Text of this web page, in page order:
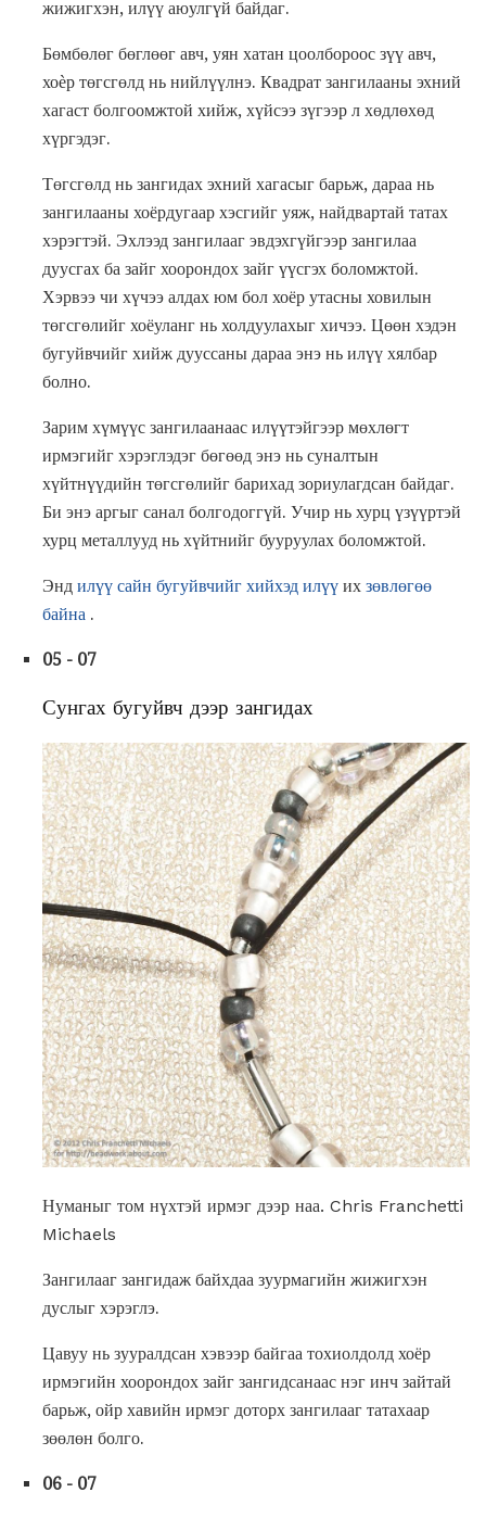
жижигхэн, илүү аюулгүй байдаг.
Бөмбөлөг бөглөөг авч, уян хатан цоолбороос зүү авч,
хоѐр төгсгөлд нь нийлүүлнэ. Квадрат зангилааны эхний
хагаст болгоомжтой хийж, хүйсээ зүгээр л хөдлөхөд
хүргэдэг.
Төгсгөлд нь зангидах эхний хагасыг барьж, дараа нь
зангилааны хоёрдугаар хэсгийг уяж, найдвартай татах
хэрэгтэй. Эхлээд зангилааг эвдэхгүйгээр зангилаа
дуусгах ба зайг хоорондох зайг үүсгэх боломжтой.
Хэрвээ чи хүчээ алдах юм бол хоёр утасны ховилын
төгсгөлийг хоёуланг нь холдуулахыг хичээ. Цөөн хэдэн
бугуйвчийг хийж дууссаны дараа энэ нь илүү хялбар
болно.
Зарим хүмүүс зангилаанаас илүүтэйгээр мөхлөгт
ирмэгийг хэрэглэдэг бөгөөд энэ нь суналтын
хүйтнүүдийн төгсгөлийг барихад зориулагдсан байдаг.
Би энэ аргыг санал болгодоггүй. Учир нь хурц үзүүртэй
хурц металлууд нь хүйтнийг бууруулах боломжтой.
Энд илүү сайн бугуйвчийг хийхэд илүү их зөвлөгөө
байна .
05 - 07
Сунгах бугуйвч дээр зангидах
Нуманыг том нүхтэй ирмэг дээр наа. Chris Franchetti
Michaels
Зангилааг зангидаж байхдаа зуурмагийн жижигхэн
дуслыг хэрэглэ.
Цавуу нь зууралдсан хэвээр байгаа тохиолдолд хоёр
ирмэгийн хоорондох зайг зангидсанаас нэг инч зайтай
барьж, ойр хавийн ирмэг доторх зангилааг татахаар
зөөлөн болго.
06 - 07